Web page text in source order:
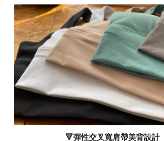
🔻彈性交叉寬肩帶美背設計